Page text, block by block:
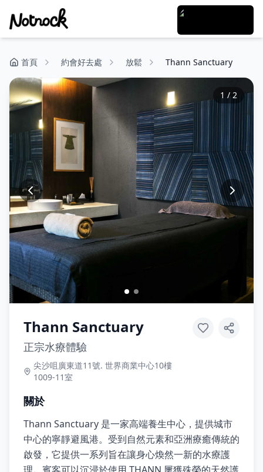
首頁 約會好去處 放鬆 Thann Sanctuary
1 /2
Thann Sanctuary
正宗水療體驗
尖沙咀廣東道11號. 世界商業中心10樓
1009-11室
關於
Thann Sanctuary 是一家高端養生中心，提供城市
中心的寧靜避風港。受到自然元素和亞洲療癒傳統的
啟發，它提供一系列旨在讓身心煥然一新的水療護